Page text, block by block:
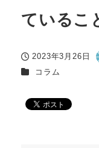
ているこ
投稿日
2023年3月26日
カテゴリー
コラム